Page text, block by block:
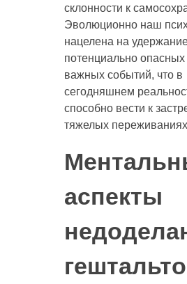
склонности к
Эволюционно наш
нацелена на
потенциально опасных
важных событий, что в
сегодняшнем
способно вести к
тяжелых
аспекты